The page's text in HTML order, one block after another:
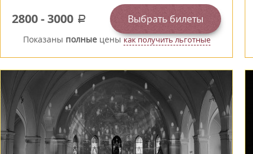
2800-3000 a Выбрать билеты
Показаны полныеценыкак получить льготные